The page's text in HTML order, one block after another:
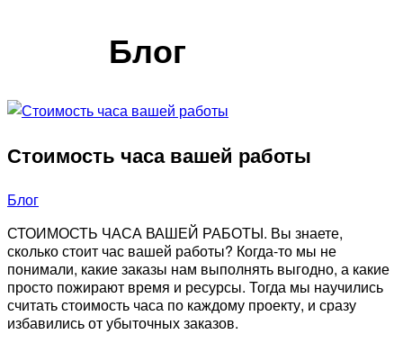
Блог
Стоимость часа вашей работы
Блог
СТОИМОСТЬ ЧАСА ВАШЕЙ РАБОТЫ. Вы знаете,
сколько стоит час вашей работы? Когда-то мы не
понимали, какие заказы нам выполнять выгодно, а какие
просто пожирают время и ресурсы. Тогда мы научились
считать стоимость часа по каждому проекту, и сразу
избавились от убыточных заказов.